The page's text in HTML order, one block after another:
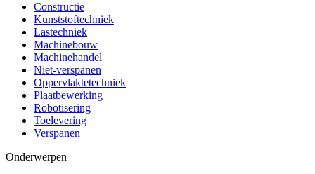
Constructie
Kunststoftechniek
Lastechniek
Machinebouw
Machinehandel
Niet-verspanen
Oppervlaktetechniek
Plaatbewerking
Robotisering
Toelevering
Verspanen
Onderwerpen